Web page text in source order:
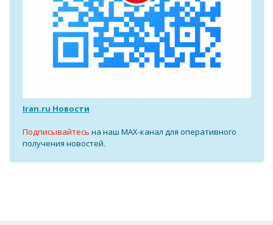
Iran.ru Новости
Подписывайтесь на наш MAX-канал для оперативного
получения новостей.